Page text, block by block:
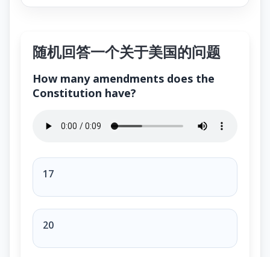
随机回答一个关于美国的问题
How many amendments does the
Constitution have?
How many amendments does the Constitution have?
17
20